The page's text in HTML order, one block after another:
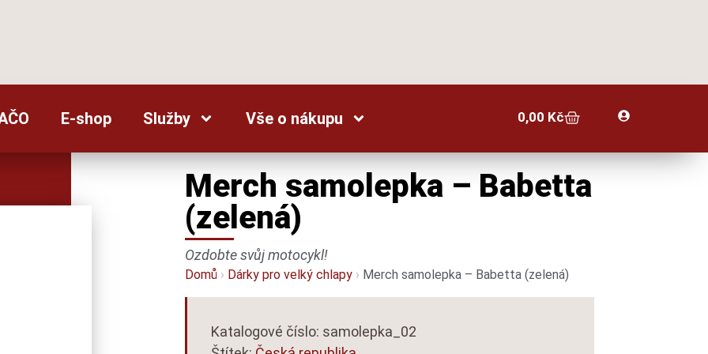
E-shop Služby Vše o nákupu 0,00 Kč
Merch samolepka – Babetta
(zelená)
Ozdobte svůj motocykl!
Domů › Dárky pro velký chlapy › Merch samolepka – Babetta (zelená)
Katalogové číslo: samolepka_02